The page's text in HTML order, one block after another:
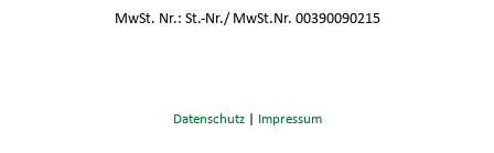
MwSt. Nr.: St.-Nr./ MwSt.Nr. 00390090215
Datenschutz| Impressum